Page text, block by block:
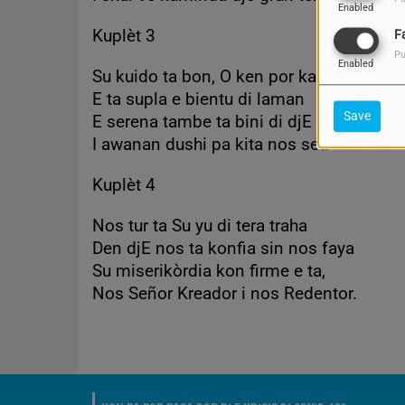
Enabled
Enabled
Save
Kuplèt 3
Su kuido ta bon, O ken por kanta?
E ta supla e bientu di laman
E serena tambe ta bini di djE
I awanan dushi pa kita nos set.
Kuplèt 4
Nos tur ta Su yu di tera traha
Den djE nos ta konfia sin nos faya
Su miserikòrdia kon firme e ta,
Nos Señor Kreador i nos Redentor.